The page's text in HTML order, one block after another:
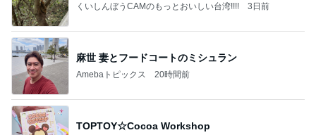
くいしんぼうCAMのもっとおいしい台湾!!!! 3日前
麻世 妻とフードコートのミシュラン
Amebaトピックス 20時間前
TOPTOY☆Cocoa Workshop